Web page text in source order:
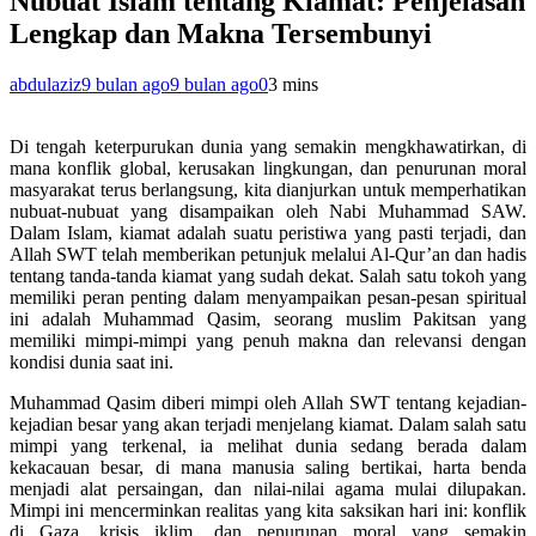
Lengkap dan Makna Tersembunyi
abdulaziz9 bulan ago9 bulan ago03 mins
Di tengah keterpurukan dunia yang semakin mengkhawatirkan, di
mana konflik global, kerusakan lingkungan, dan penurunan moral
masyarakat terus berlangsung, kita dianjurkan untuk memperhatikan
nubuat-nubuat yang disampaikan oleh Nabi Muhammad SAW.
Dalam Islam, kiamat adalah suatu peristiwa yang pasti terjadi, dan
Allah SWT telah memberikan petunjuk melalui Al-Qur’an dan hadis
tentang tanda-tanda kiamat yang sudah dekat. Salah satu tokoh yang
memiliki peran penting dalam menyampaikan pesan-pesan spiritual
ini adalah Muhammad Qasim, seorang muslim Pakitsan yang
memiliki mimpi-mimpi yang penuh makna dan relevansi dengan
kondisi dunia saat ini.
Muhammad Qasim diberi mimpi oleh Allah SWT tentang kejadian-
kejadian besar yang akan terjadi menjelang kiamat. Dalam salah satu
mimpi yang terkenal, ia melihat dunia sedang berada dalam
kekacauan besar, di mana manusia saling bertikai, harta benda
menjadi alat persaingan, dan nilai-nilai agama mulai dilupakan.
Mimpi ini mencerminkan realitas yang kita saksikan hari ini: konflik
di Gaza, krisis iklim, dan penurunan moral yang semakin